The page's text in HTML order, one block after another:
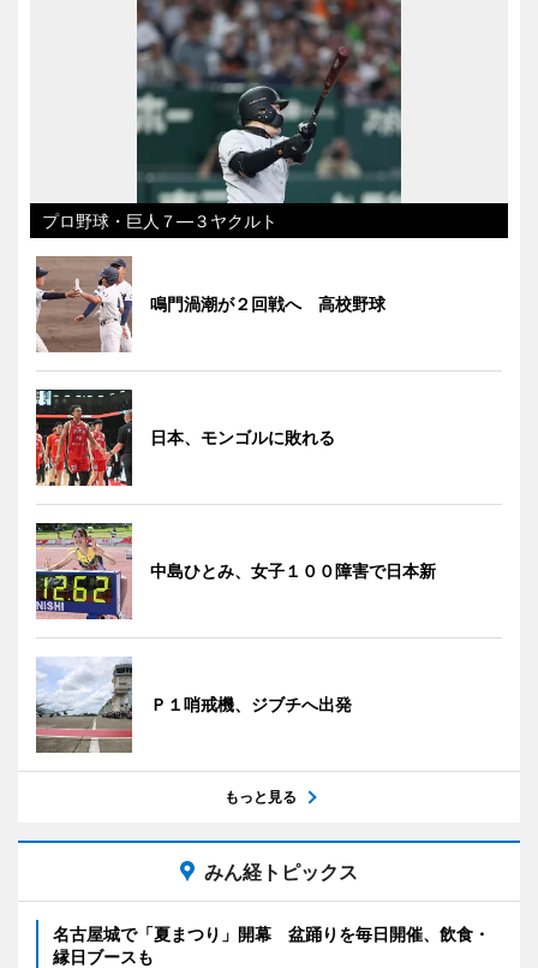
プロ野球・巨人７―３ヤクルト
鳴門渦潮が２回戦へ 高校野球
日本、モンゴルに敗れる
中島ひとみ、女子１００障害で日本新
Ｐ１哨戒機、ジブチへ出発
もっと見る
みん経トピックス
名古屋城で「夏まつり」開幕 盆踊りを毎日開催、飲食・
縁日ブースも